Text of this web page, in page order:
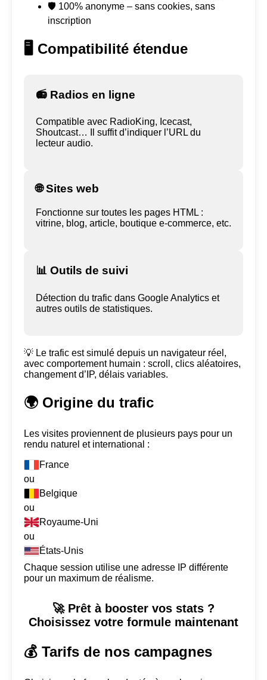
🛡️ 100% anonyme – sans cookies, sans
inscription
🖥️ Compatibilité étendue
📻 Radios en ligne
Compatible avec RadioKing, Icecast,
Shoutcast… Il suffit d’indiquer l’URL du
lecteur audio.
🌐 Sites web
Fonctionne sur toutes les pages HTML :
vitrine, blog, article, boutique e-commerce, etc.
📊 Outils de suivi
Détection du trafic dans Google Analytics et
autres outils de statistiques.
💡 Le trafic est simulé depuis un navigateur réel,
avec comportement humain : scroll, clics aléatoires,
changement d’IP, délais variables.
🌍 Origine du trafic
Les visites proviennent de plusieurs pays pour un
rendu naturel et international :
France
ou
Belgique
ou
Royaume-Uni
ou
États-Unis
Chaque session utilise une adresse IP différente
pour un maximum de réalisme.
🚀 Prêt à booster vos stats ?
Choisissez votre formule maintenant
💰 Tarifs de nos campagnes